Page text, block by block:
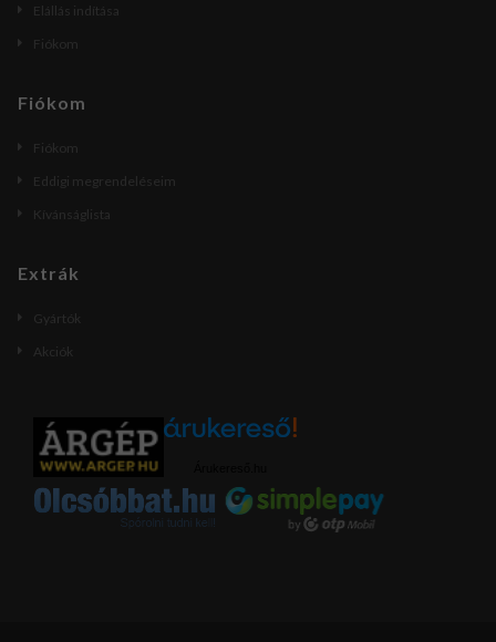
Elállás indítása
Fiókom
Fiókom
Fiókom
Eddigi megrendeléseim
Kívánságlista
Extrák
Gyártók
Akciók